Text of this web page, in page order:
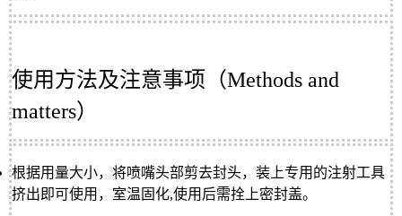
使用方法及注意事项（Methods and
matters）
根据用量大小，将喷嘴头部剪去封头，装上专用的注射工具
挤出即可使用，室温固化,使用后需拴上密封盖。